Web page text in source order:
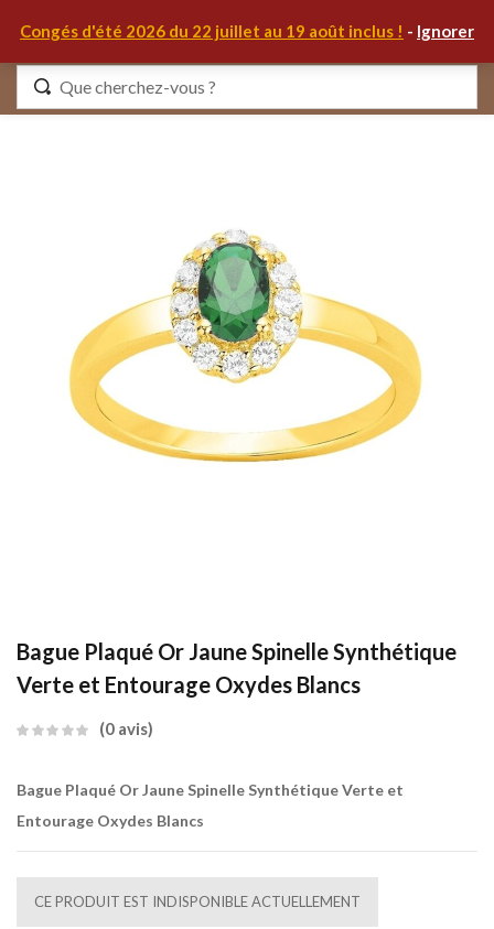
Congés d'été 2026 du 22 juillet au 19 août inclus ! - Ignorer
Bague Plaqué Or Jaune Spinelle Synthétique
Verte et Entourage Oxydes Blancs
0 avis
Bague Plaqué Or Jaune Spinelle Synthétique Verte et
Entourage Oxydes Blancs
CE PRODUIT EST INDISPONIBLE ACTUELLEMENT
Identifiez-vous
Se souvenir de moi Mot de passe oublié ?
S'IDENTIFIER